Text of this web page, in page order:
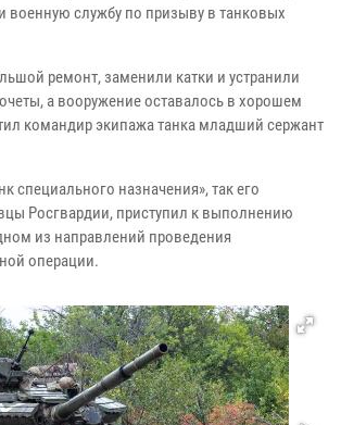
военную службу по призыву в танковых
ремонт, заменили катки и устранили
а вооружение оставалось в хорошем
командир экипажа танка младший сержант
специального назначения», так его
Росгвардии, приступил к выполнению
из направлений проведения
операции.